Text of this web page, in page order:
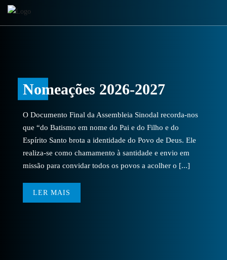
Nomeações 2026-2027
O Documento Final da Assembleia Sinodal recorda-nos
que “do Batismo em nome do Pai e do Filho e do
Espírito Santo brota a identidade do Povo de Deus. Ele
realiza-se como chamamento à santidade e envio em
missão para convidar todos os povos a acolher o [...]
LER MAIS